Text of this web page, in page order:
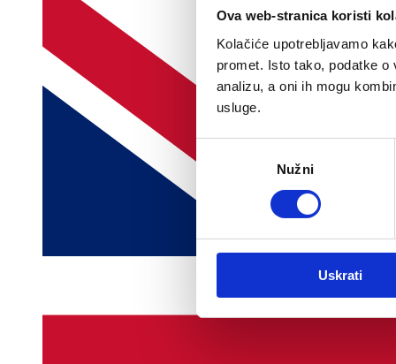
Ova web-stranica koristi
Kolačiće upotrebljavamo
promet. Isto tako, podatke
analizu, a oni ih mogu
usluge.
Nužni
Uskrati